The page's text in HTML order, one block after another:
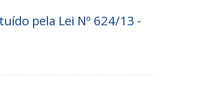
pela Lei Nº 624/13 -